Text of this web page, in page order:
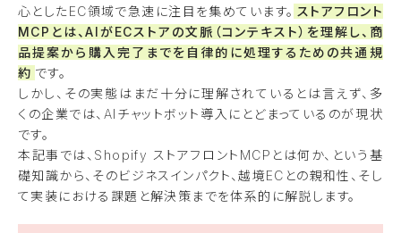
心としたEC領域で急速に注目を集めています。 ストアフロント
MCPとは、AIがECストアの文脈（コンテキスト）を理解し、商
品提案から購入完了までを自律的に処理するための共通規
約 です。
しかし、その実態はまだ十分に理解されているとは言えず、多
くの企業では、AIチャットボット導入にとどまっているのが現状
です。
本記事では、Shopify ストアフロントMCPとは何か、という基
礎知識から、そのビジネスインパクト、越境ECとの親和性、そし
て実装における課題と解決策までを体系的に解説します。